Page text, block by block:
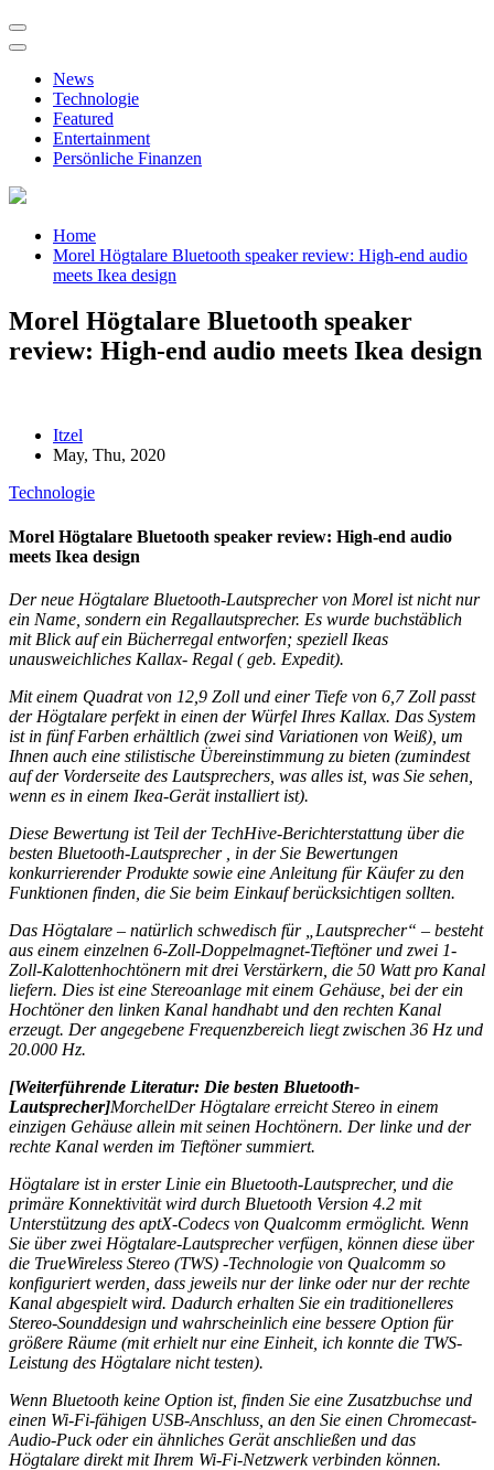
News
Technologie
Featured
Entertainment
Persönliche Finanzen
Home
Morel Högtalare Bluetooth speaker review: High-end audio
meets Ikea design
Morel Högtalare Bluetooth speaker
review: High-end audio meets Ikea design
Itzel
May, Thu, 2020
Technologie
Morel Högtalare Bluetooth speaker review: High-end audio
meets Ikea design
Der neue Högtalare Bluetooth-Lautsprecher von Morel ist nicht nur
ein Name, sondern ein Regallautsprecher. Es wurde buchstäblich
mit Blick auf ein Bücherregal entworfen; speziell Ikeas
unausweichliches Kallax- Regal ( geb. Expedit).
Mit einem Quadrat von 12,9 Zoll und einer Tiefe von 6,7 Zoll passt
der Högtalare perfekt in einen der Würfel Ihres Kallax. Das System
ist in fünf Farben erhältlich (zwei sind Variationen von Weiß), um
Ihnen auch eine stilistische Übereinstimmung zu bieten (zumindest
auf der Vorderseite des Lautsprechers, was alles ist, was Sie sehen,
wenn es in einem Ikea-Gerät installiert ist).
Diese Bewertung ist Teil der TechHive-Berichterstattung über die
besten Bluetooth-Lautsprecher , in der Sie Bewertungen
konkurrierender Produkte sowie eine Anleitung für Käufer zu den
Funktionen finden, die Sie beim Einkauf berücksichtigen sollten.
Das Högtalare – natürlich schwedisch für „Lautsprecher“ – besteht
aus einem einzelnen 6-Zoll-Doppelmagnet-Tieftöner und zwei 1-
Zoll-Kalottenhochtönern mit drei Verstärkern, die 50 Watt pro Kanal
liefern. Dies ist eine Stereoanlage mit einem Gehäuse, bei der ein
Hochtöner den linken Kanal handhabt und den rechten Kanal
erzeugt. Der angegebene Frequenzbereich liegt zwischen 36 Hz und
20.000 Hz.
[Weiterführende Literatur: Die besten Bluetooth-
Lautsprecher]MorchelDer Högtalare erreicht Stereo in einem
einzigen Gehäuse allein mit seinen Hochtönern. Der linke und der
rechte Kanal werden im Tieftöner summiert.
Högtalare ist in erster Linie ein Bluetooth-Lautsprecher, und die
primäre Konnektivität wird durch Bluetooth Version 4.2 mit
Unterstützung des aptX-Codecs von Qualcomm ermöglicht. Wenn
Sie über zwei Högtalare-Lautsprecher verfügen, können diese über
die TrueWireless Stereo (TWS) -Technologie von Qualcomm so
konfiguriert werden, dass jeweils nur der linke oder nur der rechte
Kanal abgespielt wird. Dadurch erhalten Sie ein traditionelleres
Stereo-Sounddesign und wahrscheinlich eine bessere Option für
größere Räume (mit erhielt nur eine Einheit, ich konnte die TWS-
Leistung des Högtalare nicht testen).
Wenn Bluetooth keine Option ist, finden Sie eine Zusatzbuchse und
einen Wi-Fi-fähigen USB-Anschluss, an den Sie einen Chromecast-
Audio-Puck oder ein ähnliches Gerät anschließen und das
Högtalare direkt mit Ihrem Wi-Fi-Netzwerk verbinden können.